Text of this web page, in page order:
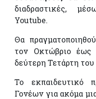
διαδραστικές,
Youtube.
Θα
τον Οκτώβριο
δεύτερη Τετάρτη
Το εκπαιδευτικό
Γονέων για ακόμα